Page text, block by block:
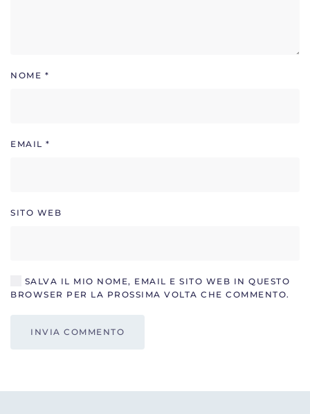
NOME *
EMAIL *
SITO WEB
SALVA IL MIO NOME, EMAIL E SITO WEB IN QUESTO
BROWSER PER LA PROSSIMA VOLTA CHE COMMENTO.
INVIA COMMENTO